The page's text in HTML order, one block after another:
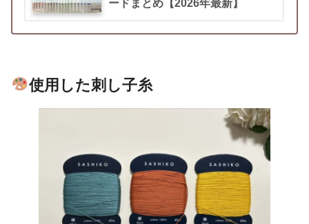
ードまとめ【2026年最新】
使用した刺し子糸